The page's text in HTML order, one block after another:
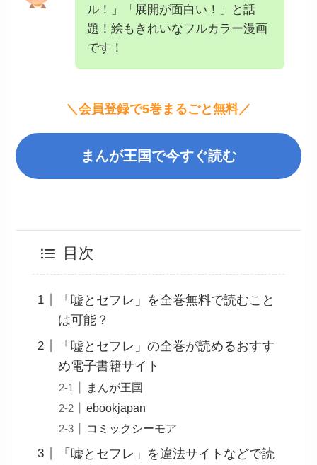
ル！」「展開が面白い！」と話
題！絵もきれいなフルカラー漫画
です！
＼会員登録で5巻まるごと無料／
まんが王国で今すぐ読む
目次
「嘘とセフレ」を全巻無料で読むこと
は可能？
「嘘とセフレ」の全巻が読めるおすす
め電子書籍サイト
まんが王国
ebookjapan
コミックシーモア
「嘘とセフレ」を違法サイトなどで読